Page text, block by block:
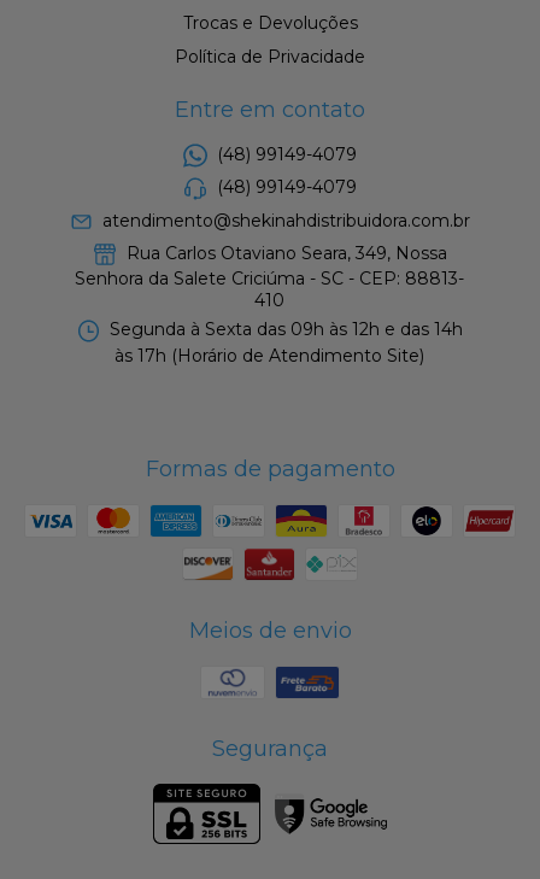
Trocas e Devoluções
Política de Privacidade
Entre em contato
(48) 99149-4079
(48) 99149-4079
atendimento@shekinahdistribuidora.com.br
Rua Carlos Otaviano Seara, 349, Nossa
Senhora da Salete Criciúma - SC - CEP: 88813-
410
Segunda à Sexta das 09h às 12h e das 14h
às 17h (Horário de Atendimento Site)
Formas de pagamento
Meios de envio
Segurança